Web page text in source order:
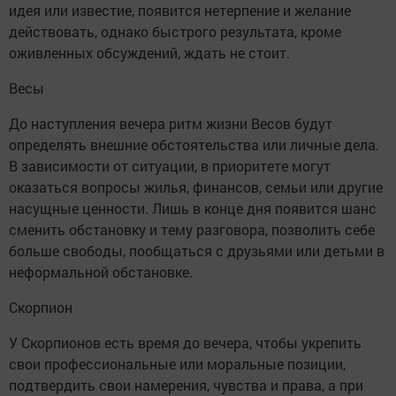
идея или известие, появится нетерпение и желание
действовать, однако быстрого результата, кроме
оживленных обсуждений, ждать не стоит.
Весы
До наступления вечера ритм жизни Весов будут
определять внешние обстоятельства или личные дела.
В зависимости от ситуации, в приоритете могут
оказаться вопросы жилья, финансов, семьи или другие
насущные ценности. Лишь в конце дня появится шанс
сменить обстановку и тему разговора, позволить себе
больше свободы, пообщаться с друзьями или детьми в
неформальной обстановке.
Скорпион
У Скорпионов есть время до вечера, чтобы укрепить
свои профессиональные или моральные позиции,
подтвердить свои намерения, чувства и права, а при